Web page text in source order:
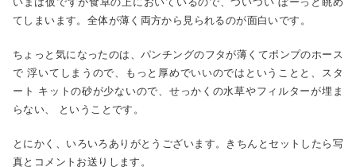
てしまいます。全体が薄く両方から見られるのが面白いです。
ちょっと気になったのは、パンチングのフタが薄くてポンプのホース
で 浮いてしまうので、もっと厚めでいいのではということと、スタ
ート キットの砂が少ないので、せっかくの水草やフィルターが埋ま
らない、 ということです。
とにかく、いろいろありがとうございます。きちんとセットしたら写
真とコメントお送りします。